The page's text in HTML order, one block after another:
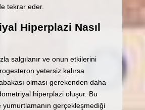
tekrar eder.
Hiperplazi Nasıl
salgılanır ve onun etkilerini
yetersiz kalırsa
olması gerekenden daha
hiperplazi oluşur. Bu
gerçekleşmediği